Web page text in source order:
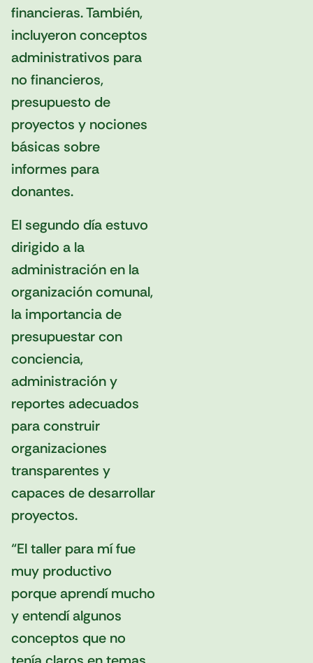
financieras. También,
incluyeron conceptos
administrativos para
no financieros,
presupuesto de
proyectos y nociones
básicas sobre
informes para
donantes.
El segundo día estuvo
dirigido a la
administración en la
organización comunal,
la importancia de
presupuestar con
conciencia,
administración y
reportes adecuados
para construir
organizaciones
transparentes y
capaces de desarrollar
proyectos.
“El taller para mí fue
muy productivo
porque aprendí mucho
y entendí algunos
conceptos que no